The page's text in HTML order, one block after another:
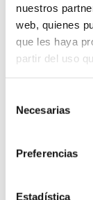
nuestros
web, quienes
que les haya
partir del uso
Necesarias
Preferencias
Estadística
acabado
piel es
Con un
acabado
Forrado